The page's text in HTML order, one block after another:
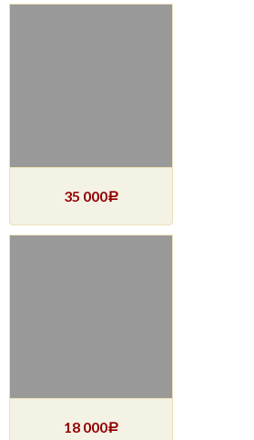
35 000Р
18 000Р